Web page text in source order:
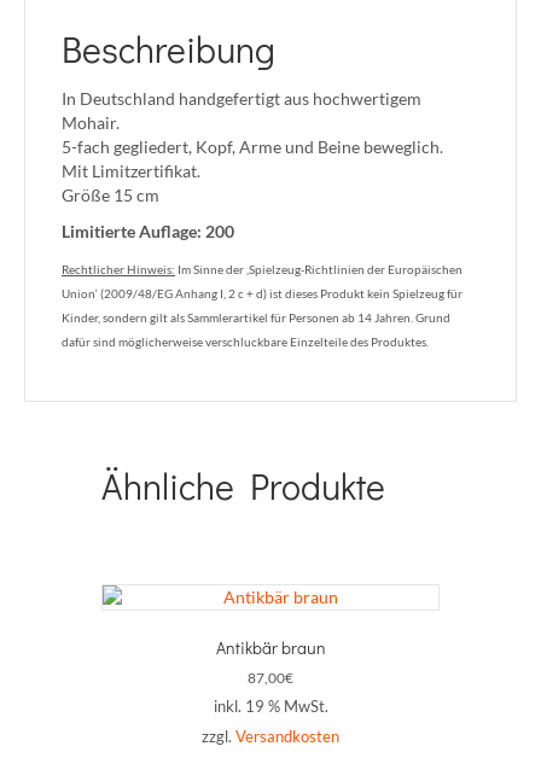
Beschreibung
In Deutschland handgefertigt aus hochwertigem
Mohair.
5-fach gegliedert, Kopf, Arme und Beine beweglich.
Mit Limitzertifikat.
Größe 15 cm
Limitierte Auflage: 200
Rechtlicher Hinweis: Im Sinne der ‚Spielzeug-Richtlinien der Europäischen
Union‘ (2009/48/EG Anhang I, 2 c + d) ist dieses Produkt kein Spielzeug für
Kinder, sondern gilt als Sammlerartikel für Personen ab 14 Jahren. Grund
dafür sind möglicherweise verschluckbare Einzelteile des Produktes.
Ähnliche Produkte
Antikbär braun
87,00€
inkl. 19 % MwSt.
zzgl. Versandkosten